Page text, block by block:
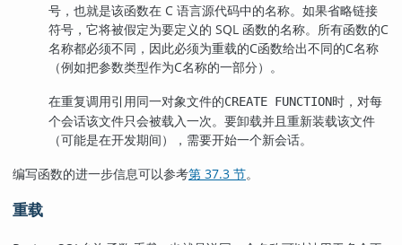
号，也就是该函数在 C 语言源代码中的名称。如果省略链接
符号，它将被假定为要定义的 SQL 函数的名称。所有函数的C
名称都必须不同，因此必须为重载的C函数给出不同的C名称
（例如把参数类型作为C名称的一部分）。
在重复调用引用同一对象文件的CREATE FUNCTION时，对每
个会话该文件只会被载入一次。要卸载并且重新装载该文件
（可能是在开发期间），需要开始一个新会话。
编写函数的进一步信息可以参考第 37.3 节。
重载